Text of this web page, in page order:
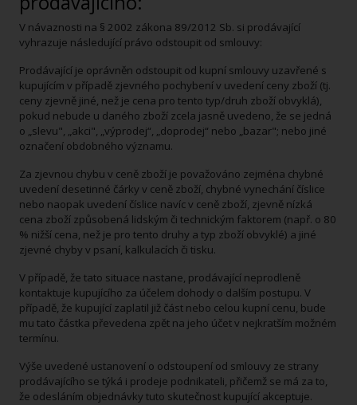
V návaznosti na § 2002 zákona 89/2012 Sb. si prodávající
vyhrazuje následující právo odstoupit od smlouvy:
Prodávající je oprávněn odstoupit od kupní smlouvy uzavřené s
kupujícím v případě zjevného pochybení v uvedení ceny zboží (tj.
ceny zjevně jiné, než je cena pro tento typ/druh zboží obvyklá),
pokud nebude u daného zboží zcela jasně uvedeno, že se jedná
o „slevu", „akci", „výprodej“, „doprodej“ nebo „bazar"; nebo jiné
označení obdobného významu.
Za zjevnou chybu v ceně zboží je považováno zejména chybné
uvedení desetinné čárky v ceně zboží, chybné vynechání číslice
nebo naopak uvedení číslice navíc v ceně zboží, zjevně nízká
cena zboží způsobená lidským či technickým faktorem (např. o 80
% nižší cena, než je pro tento druhy a typ zboží obvyklé) a jiné
zjevné chyby v psaní, kalkulacích či tisku.
V případě, že tato situace nastane, prodávající neprodleně
kontaktuje kupujícího za účelem dohody o dalším postupu. V
případě, že kupující zaplatil již část nebo celou kupní cenu, bude
mu tato částka převedena zpět na jeho účet v nejkratším možném
termínu.
Výše uvedené ustanovení o odstoupení od smlouvy ze strany
prodávajícího se týká i prodeje podnikateli, přičemž se má za to,
že odesláním objednávky tuto skutečnost kupující akceptuje.